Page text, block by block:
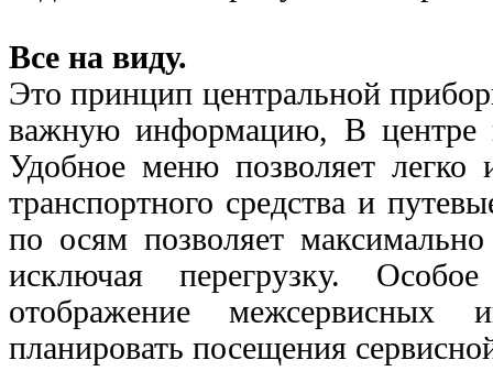
Все на виду.
Это принцип центральной
важную информацию, В центре
Удобное меню позволяет легко
транспортного средства и
по осям позволяет
исключая перегрузку.
отображение межсервисных
планировать посещения